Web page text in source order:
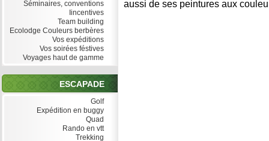
Séminaires, conventions
Iincentives
Team building
Ecolodge Couleurs berbères
Vos expéditions
Vos soirées féstives
Voyages haut de gamme
ESCAPADE
Golf
Expédition en buggy
Quad
Rando en vtt
Trekking
aussi de ses peintures aux